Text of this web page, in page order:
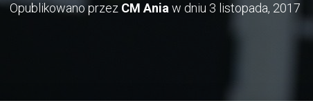
Opublikowano przez CM Ania w dniu 3 listopada, 2017